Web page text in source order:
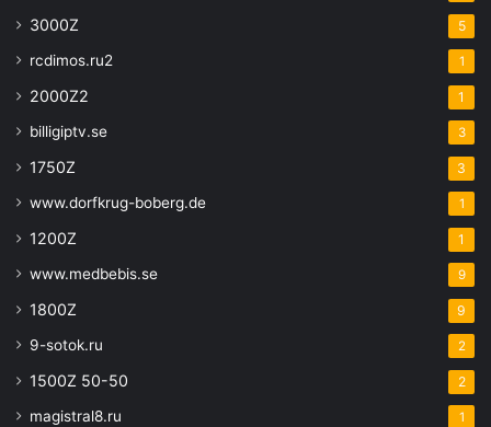
3000Z 5
rcdimos.ru2 1
2000Z2 1
billigiptv.se 3
1750Z 3
www.dorfkrug-boberg.de 1
1200Z 1
www.medbebis.se 9
1800Z 9
9-sotok.ru 2
1500Z 50-50 2
magistral8.ru 1